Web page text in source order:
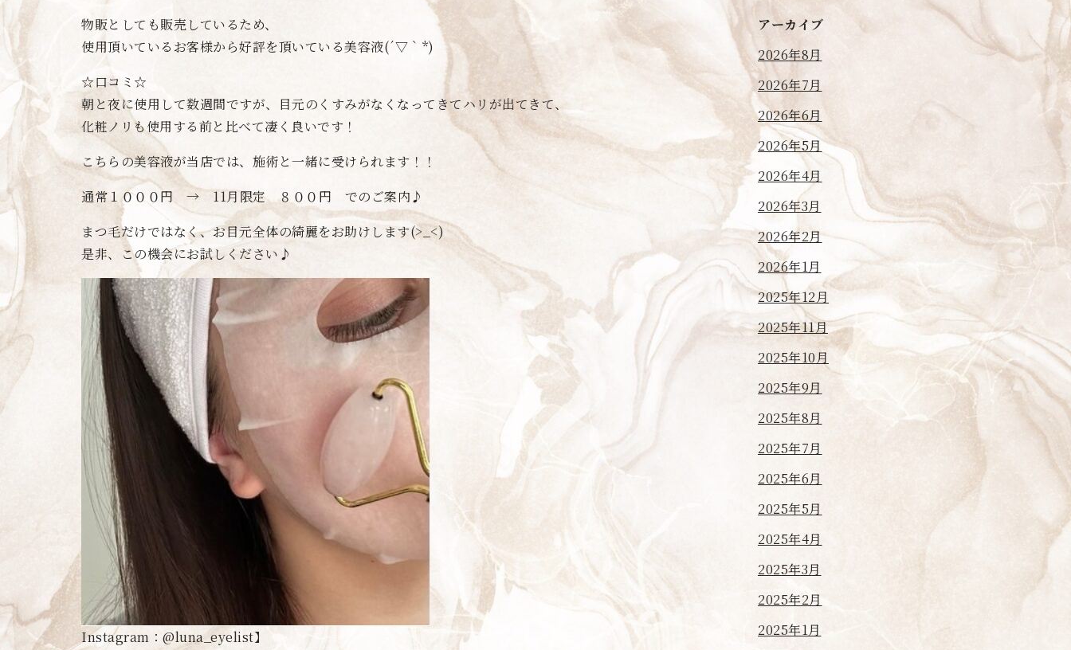
物販としても販売しているため、
使用頂いているお客様から好評を頂いている美容液(´▽｀*)
☆口コミ☆
朝と夜に使用して数週間ですが、目元のくすみがなくなってきてハリが出てきて、
化粧ノリも使用する前と比べて凄く良いです！
こちらの美容液が当店では、施術と一緒に受けられます！！
通常１０００円 → 11月限定 ８００円 でのご案内♪
まつ毛だけではなく、お目元全体の綺麗をお助けします(>_<)
是非、この機会にお試しください♪
Instagram：@luna_eyelist】
アーカイブ
2026年8月
2026年7月
2026年6月
2026年5月
2026年4月
2026年3月
2026年2月
2026年1月
2025年12月
2025年11月
2025年10月
2025年9月
2025年8月
2025年7月
2025年6月
2025年5月
2025年4月
2025年3月
2025年2月
2025年1月